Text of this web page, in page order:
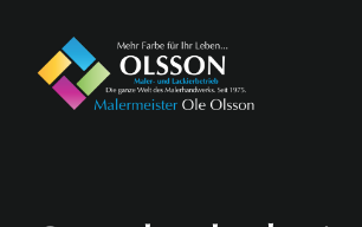
Inhalt
springen